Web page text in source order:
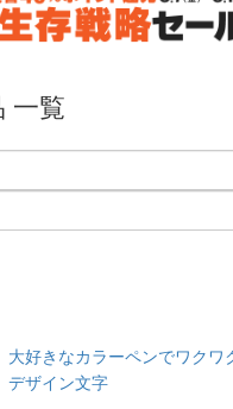
一覧
大好きなカラーペンでワクワ
デザイン文字